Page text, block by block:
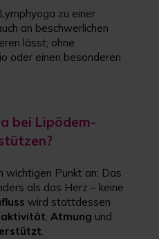
zu einer
an beschwerlichen
lässt; ohne
oder einen besonderen
bei Lipödem-
wichtigen Punkt an: Das
als das Herz – keine
wird stattdessen
,Atmung und
.